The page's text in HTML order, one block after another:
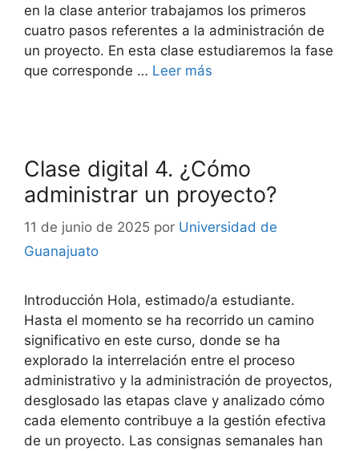
en la clase anterior trabajamos los primeros
cuatro pasos referentes a la administración de
un proyecto. En esta clase estudiaremos la fase
que corresponde … Leer más
Clase digital 4. ¿Cómo
administrar un proyecto?
11 de junio de 2025 por Universidad de
Guanajuato
Introducción Hola, estimado/a estudiante.
Hasta el momento se ha recorrido un camino
significativo en este curso, donde se ha
explorado la interrelación entre el proceso
administrativo y la administración de proyectos,
desglosado las etapas clave y analizado cómo
cada elemento contribuye a la gestión efectiva
de un proyecto. Las consignas semanales han